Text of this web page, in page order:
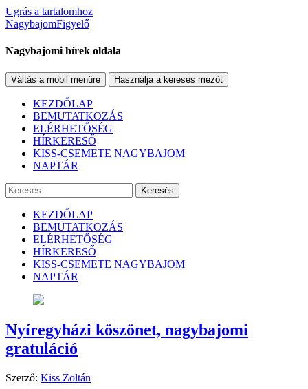
Ugrás a tartalomhoz
NagybajomFigyelő
Nagybajomi hírek oldala
Váltás a mobil menüre Használja a keresés mezőt
KEZDŐLAP
BEMUTATKOZÁS
ELÉRHETŐSÉG
HÍRKERESŐ
KISS-CSEMETE NAGYBAJOM
NAPTÁR
Keresés
KEZDŐLAP
BEMUTATKOZÁS
ELÉRHETŐSÉG
HÍRKERESŐ
KISS-CSEMETE NAGYBAJOM
NAPTÁR
Nyíregyházi köszönet, nagybajomi
gratuláció
Szerző: Kiss Zoltán